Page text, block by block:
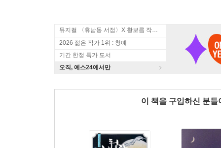
뮤지컬 〈휴남동 서점〉X 황보름 작가 북토크
2026 젊은 작가 1위 : 청예
기간 한정 특가 도서
오직, 예스24에서만
이 책을 구입하신 분